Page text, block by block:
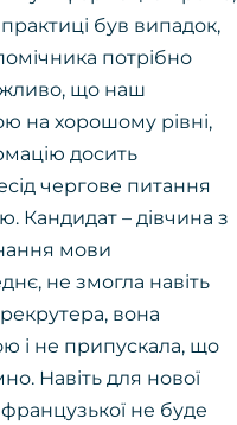
був випадок,
потрібно
що наш
на хорошому рівні,
досить
чергове питання
Кандидат – дівчина з
мови
не змогла навіть
вона
і не припускала, що
Навіть для нової
французької не буде